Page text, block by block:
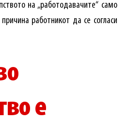
на „работодавачите“ само
работникот да се согласи
е